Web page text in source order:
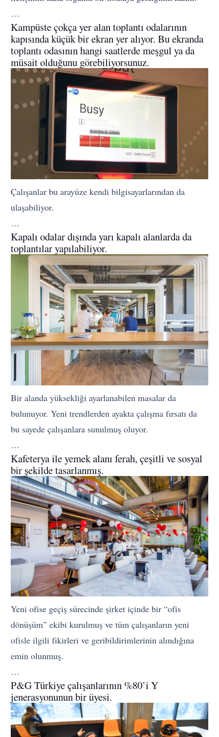
…
Kampüste çokça yer alan toplantı odalarının
kapısında küçük bir ekran yer alıyor. Bu ekranda
toplantı odasının hangi saatlerde meşgul ya da
müsait olduğunu görebiliyorsunuz.
Çalışanlar bu arayüze kendi bilgisayarlarından da
ulaşabiliyor.
…
Kapalı odalar dışında yarı kapalı alanlarda da
toplantılar yapılabiliyor.
Bir alanda yüksekliği ayarlanabilen masalar da
bulunuyor. Yeni trendlerden ayakta çalışma fırsatı da
bu sayede çalışanlara sunulmuş oluyor.
…
Kafeterya ile yemek alanı ferah, çeşitli ve sosyal
bir şekilde tasarlanmış.
Yeni ofise geçiş sürecinde şirket içinde bir “ofis
dönüşüm” ekibi kurulmuş ve tüm çalışanların yeni
ofisle ilgili fikirleri ve geribildirimlerinin alındığına
emin olunmuş.
…
P&G Türkiye çalışanlarının %80’i Y
jenerasyonunun bir üyesi.